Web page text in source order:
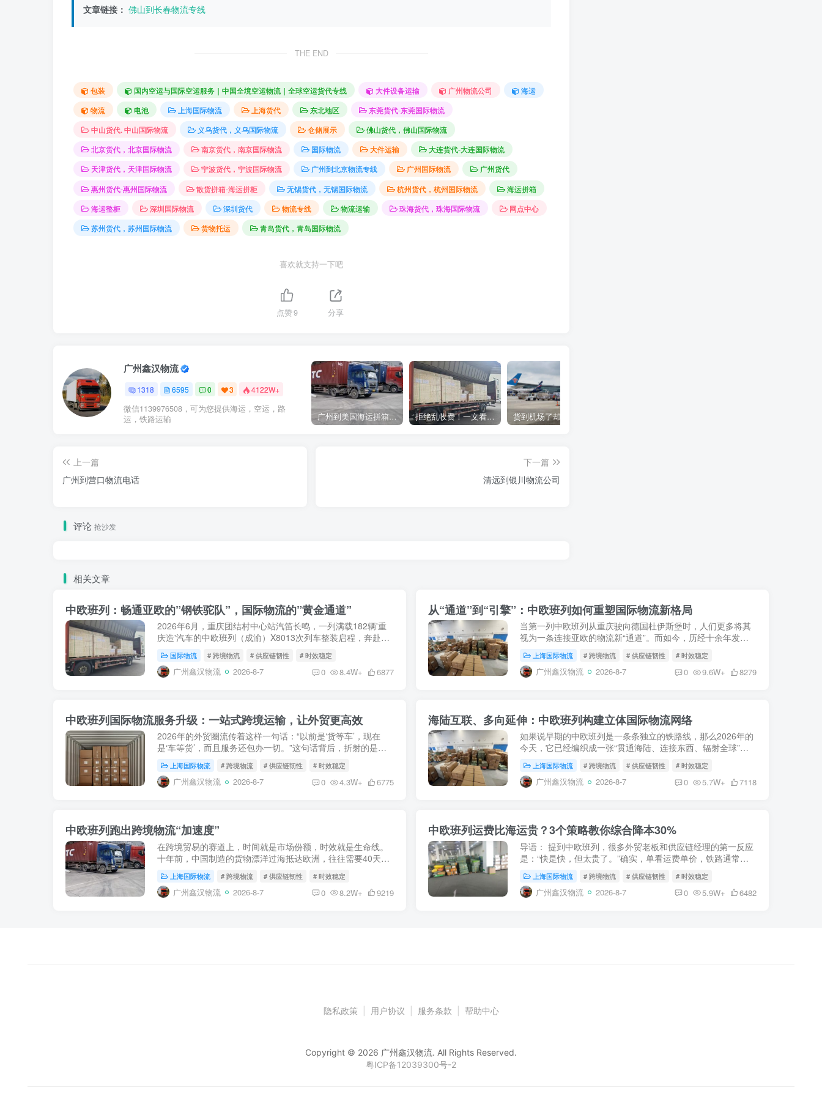
文章链接： 佛山到长春物流专线
THE END
包装 国内空运与国际空运服务｜中国全境空运物流｜全球空运货代专线 大件设备运输 广州物流公司
海运
物流
电池 上海国际物流 上海货代 东北地区
东莞货代-东莞国际物流
中山货代. 中山国际物流
义乌货代，义乌国际物流 仓储展示
佛山货代，佛山国际物流
北京货代，北京国际物流
南京货代，南京国际物流 国际物流 大件运输
大连货代-大连国际物流
天津货代，天津国际物流
宁波货代，宁波国际物流 广州到北京物流专线 广州国际物流
广州货代
惠州货代-惠州国际物流
散货拼箱-海运拼柜 无锡货代，无锡国际物流 杭州货代，杭州国际物流
海运拼箱
海运整柜
深圳国际物流 深圳货代 物流专线 物流运输 珠海货代，珠海国际物流
网点中心
苏州货代，苏州国际物流
货物托运 青岛货代，青岛国际物流
喜欢就支持一下吧
点赞9 分享
广州鑫汉物流
1318 6595 0 3 4122W+
微信1139976508，可为您提供海运，空运，路
运，铁路运输
广州到美国海运拼箱多少钱？2024年最新运费构成+隐藏费用避坑指南 拒绝乱收费！一文看懂中国货代计费套路，教你避开所有隐形坑
上一篇
广州到营口物流电话
下一篇
清远到银川物流公司
评论 抢沙发
相关文章
中欧班列：畅通亚欧的”钢铁驼队”，国际物流的”黄金通道”
2026年6月，重庆团结村中心站汽笛长鸣，一列满载182辆'重
庆造'汽车的中欧班列（成渝）X8013次列车整装启程，奔赴俄
罗斯沃尔西诺站。就在此前不久的5月9日，X8037次中欧班列
从郑州圃田站驶向德国...
国际物流 # 跨境物流 # 供应链韧性 # 时效稳定
广州鑫汉物流 2026-8-7 0 8.4W+ 6877
从“通道”到“引擎”：中欧班列如何重塑国际物流新格局
当第一列中欧班列从重庆驶向德国杜伊斯堡时，人们更多将其
视为一条连接亚欧的物流新“通道”。而如今，历经十余年发
展，这支“钢铁驼队”已不再仅仅是货物的载体，而是进化为驱
动国际贸易、重构...
上海国际物流 # 跨境物流 # 供应链韧性 # 时效稳定
广州鑫汉物流 2026-8-7 0 9.6W+ 8279
中欧班列国际物流服务升级：一站式跨境运输，让外贸更高效
2026年的外贸圈流传着这样一句话：“以前是‘货等车’，现在
是‘车等货’，而且服务还包办一切。”这句话背后，折射的是中
欧班列从单纯的“铁路运输承运人”向“全程供应链服务商”的历史
性跨越...
上海国际物流 # 跨境物流 # 供应链韧性 # 时效稳定
广州鑫汉物流 2026-8-7 0 4.3W+ 6775
海陆互联、多向延伸：中欧班列构建立体国际物流网络
如果说早期的中欧班列是一条条独立的铁路线，那么2026年的
今天，它已经编织成一张“贯通海陆、连接东西、辐射全球”的
立体物流巨网。这张网，打破了地理阻隔，将遥远的内陆与浩
瀚的海洋紧密缝合...
上海国际物流 # 跨境物流 # 供应链韧性 # 时效稳定
广州鑫汉物流 2026-8-7 0 5.7W+ 7118
中欧班列跑出跨境物流“加速度”
在跨境贸易的赛道上，时间就是市场份额，时效就是生命线。
十年前，中国制造的货物漂洋过海抵达欧洲，往往需要40天甚
已被稳定压缩至12...
上海国际物流 # 跨境物流 # 供应链韧性 # 时效稳定
广州鑫汉物流 2026-8-7 0 8.2W+ 9219
中欧班列运费比海运贵？3个策略教你综合降本30%
导语： 提到中欧班列，很多外贸老板和供应链经理的第一反应
是：“快是快，但太贵了。”确实，单看运费单价，铁路通常是
等于“成本低...
上海国际物流 # 跨境物流 # 供应链韧性 # 时效稳定
广州鑫汉物流 2026-8-7 0 5.9W+ 6482
隐私政策 用户协议 服务条款 帮助中心
Copyright © 2026 广州鑫汉物流. All Rights Reserved.
粤ICP备12039300号-2